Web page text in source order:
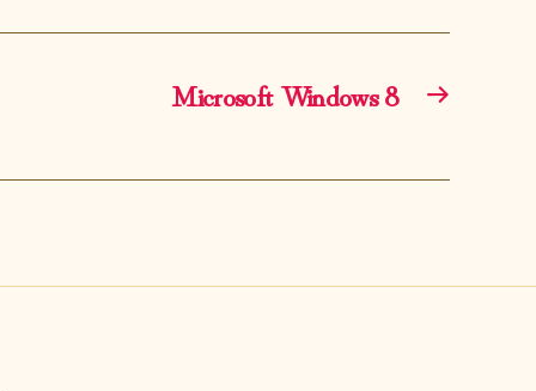
→
Microsoft Windows 8